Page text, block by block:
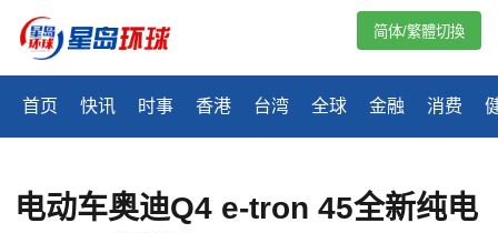
首页 快讯 时事 香港 台湾 全球 金融 消费
简体/繁體切換
电动车奥迪Q4 e-tron 45全新纯电